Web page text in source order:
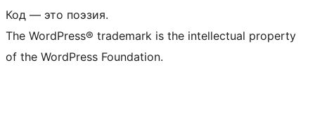
Код — это поэзия.
The WordPress® trademark is the intellectual property
of the WordPress Foundation.